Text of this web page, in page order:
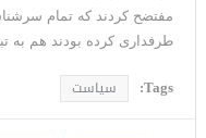
مفتضح کردند که تمام
طرفداری کرده بودند هم به
Tags: سیاست